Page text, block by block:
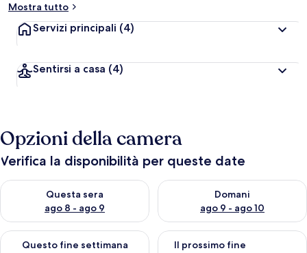
Mostra tutto
Servizi principali (4)
Sentirsi a casa (4)
Opzioni della camera
Verifica la disponibilità per queste date
Questa sera
ago 8 - ago 9
Verifica la disponibilità per questa sera, ago 8 - ago 9
Domani
ago 9 - ago 10
Verifica la disponibilità per
Questo fine settimana
Verifica la disponibilità per questo fine settimana, ago 14 -
Il prossimo fine
Verifica la disponibilità per il